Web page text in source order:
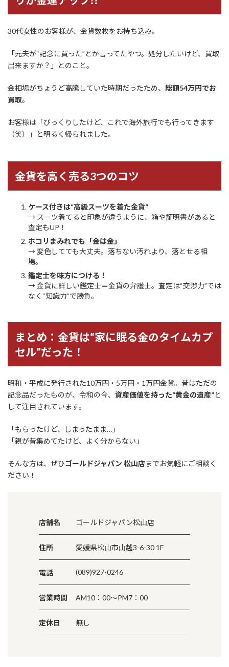
30代女性のお客様が、金貨数枚をお持ち込み。
「元夫が“記念に買った”とか言ってたやつ。処分したいけど、買取
出来ますか？」とのこと。
金相場がちょうど高騰していた時期だったため、 総額54万円でお
買取。
お客様は「びっくりしたけど、これで海外旅行でも行ってきます
（笑）」と明るく帰られました。
金貨を高く売る3つのコツ
ケース付きは“高級スーツを着た金貨”
→ スーツ着てると印象が違うように、箱や証明書があると
査定もUP！
ホコリまみれでも「金は金」
→ 変色してても大丈夫。落ちない汚れより、落とせる相
場。
鑑定士を味方につける！
→ 金貨に詳しい鑑定士＝金貨の弁護士。査定は“交渉力”では
なく“知識力”で勝負。
まとめ：金貨は“家に眠る金のタイムカプ
セル”だった！
昭和・平成に発行された10万円・5万円・1万円金貨。昔はただの
記念品だったものが、令和の今、 資産価値を持った“黄金の遺産”と
して注目されています。
「もらったけど、しまったまま…」
「親が昔集めてたけど、よく分からない」
そんな方は、ぜひゴールドジャパン 松山店までお気軽にご相談く
ださい！
店舗名 ゴールドジャパン松山店
住所 愛媛県松山市山越3-6-30 1F
電話 (089)927-0246
営業時間 AM10：00～PM7：00
定休日 無し